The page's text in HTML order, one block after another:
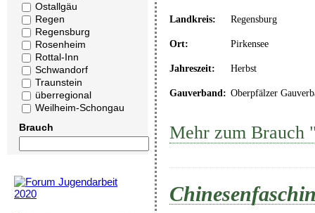
Ostallgäu
Regen
Regensburg
Rosenheim
Rottal-Inn
Schwandorf
Traunstein
überregional
Weilheim-Schongau
Brauch
Landkreis: Regensburg
Ort: Pirkensee
Jahreszeit: Herbst
Gauverband: Oberpfälzer
Mehr zum Brauch